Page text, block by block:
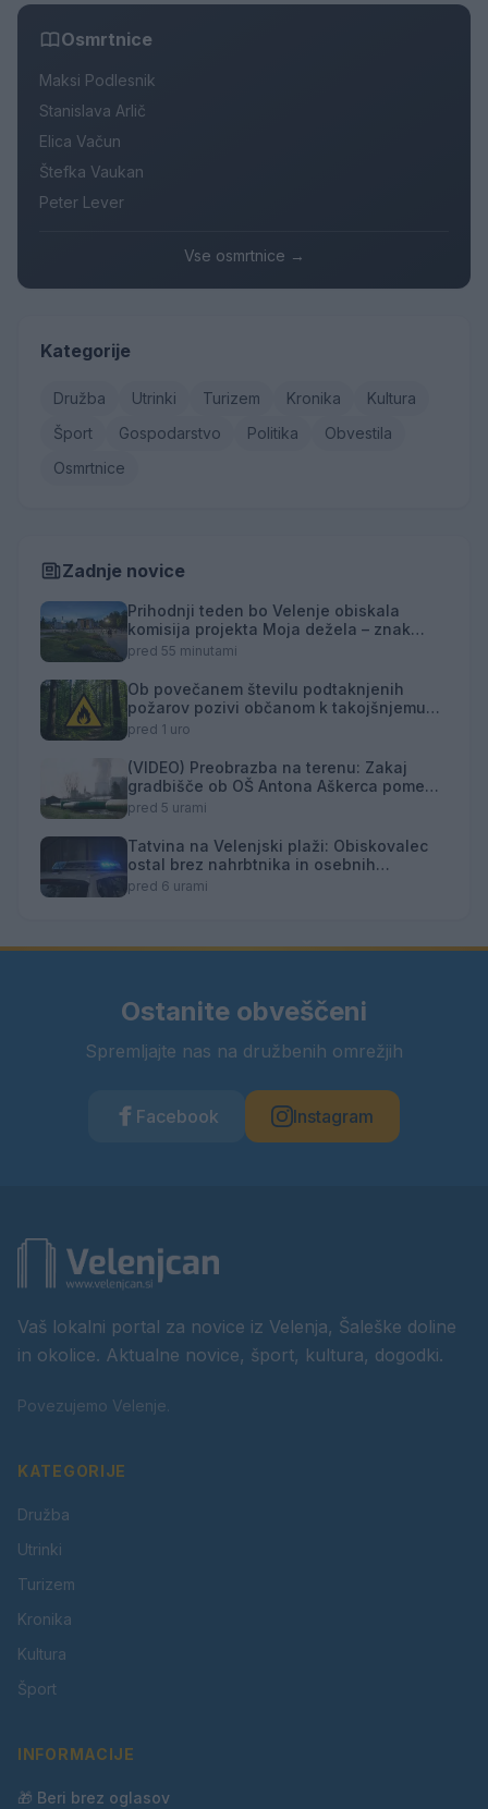
Osmrtnice
Maksi Podlesnik
Stanislava Arlič
Elica Vačun
Štefka Vaukan
Peter Lever
Vse osmrtnice →
Kategorije
Družba Utrinki Turizem Kronika
Kultura
Šport
Gospodarstvo Politika
Obvestila
Osmrtnice
Zadnje novice
Prihodnji teden bo Velenje obiskala
komisija projekta Moja dežela – znak
gostoljubnosti
pred 55 minutami
Ob povečanem številu podtaknjenih
požarov pozivi občanom k takojšnjemu
obveščanju policije
pred 1 uro
(VIDEO) Preobrazba na terenu: Zakaj
gradbišče ob OŠ Antona Aškerca pomeni
naložbo v prihodnost?
pred 5 urami
Tatvina na Velenjski plaži: Obiskovalec
ostal brez nahrbtnika in osebnih
predmetov
pred 6 urami
Ostanite obveščeni
Spremljajte nas na družbenih omrežjih
Facebook Instagram
Vaš lokalni portal za novice iz Velenja, Šaleške doline
in okolice. Aktualne novice, šport, kultura, dogodki.
Povezujemo Velenje.
KATEGORIJE
Družba
Utrinki
Turizem
Kronika
Kultura
Šport
INFORMACIJE
🎁 Beri brez oglasov